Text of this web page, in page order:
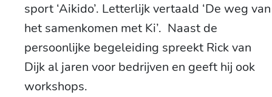
sport ‘Aikido’. Letterlijk vertaald ‘De weg van
het samenkomen met Ki’. Naast de
persoonlijke begeleiding spreekt Rick van
Dijk al jaren voor bedrijven en geeft hij ook
workshops.